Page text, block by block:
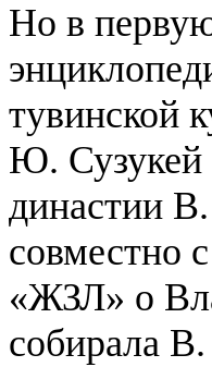
Но в
тувинской
Ю. Сузукей
династии
совместно
«ЖЗЛ» о
собирала